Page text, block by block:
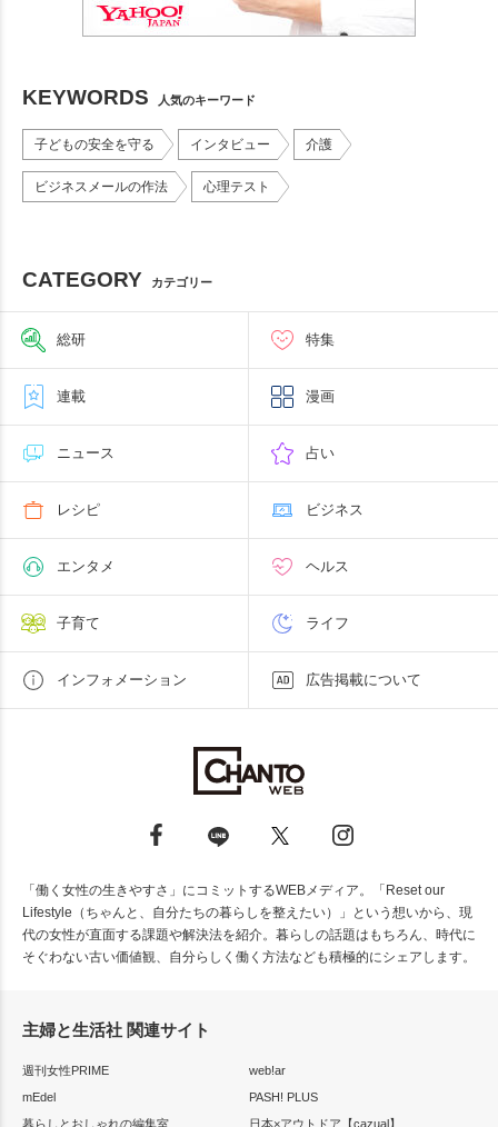
KEYWORDS 人気のキーワード
子どもの安全を守る インタビュー 介護
ビジネスメールの作法 心理テスト
CATEGORY カテゴリー
総研 特集
連載 漫画
ニュース 占い
レシピ ビジネス
エンタメ ヘルス
子育て ライフ
インフォメーション 広告掲載について
「働く女性の生きやすさ」にコミットするWEBメディア。「Reset our
Lifestyle（ちゃんと、自分たちの暮らしを整えたい）」という想いから、現
代の女性が直面する課題や解決法を紹介。暮らしの話題はもちろん、時代に
そぐわない古い価値観、自分らしく働く方法なども積極的にシェアします。
主婦と生活社 関連サイト
週刊女性PRIME
web!ar
mEdel
PASH! PLUS
暮らしとおしゃれの編集室
日本×アウトドア【cazual】